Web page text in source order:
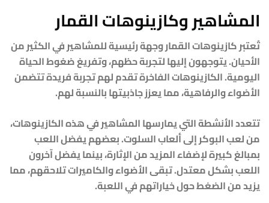
المشاهير وكازينوهات القمار
تُعتبر كازينوهات القمار وجهة رئيسية للمشاهير في الكثير من
الأحيان. يتوجهون إليها لتجربة حظهم، وتفريغ ضغوط الحياة
اليومية. الكازينوهات الفاخرة تقدم لهم تجربة فريدة تتضمن
الأضواء والرفاهية، مما يعزز جاذبيتها بالنسبة لهم.
تتعدد الأنشطة التي يمارسها المشاهير في هذه الكازينوهات،
من لعب البوكر إلى ألعاب السلوت. بعضهم يفضل اللعب
بمبالغ كبيرة لإضفاء المزيد من الإثارة، بينما يفضل آخرون
اللعب بشكل معتدل. تبقى الأضواء والكاميرات تلاحقهم، مما
يزيد من الضغط حول خياراتهم في اللعبة.